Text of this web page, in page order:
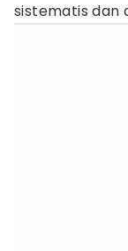
sistematis dan